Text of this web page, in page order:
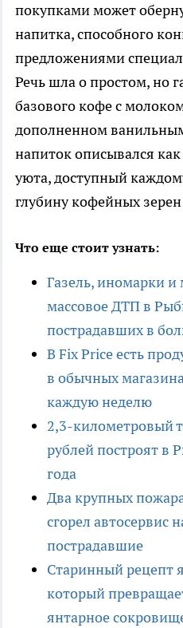
покупками может
напитка, способного
предложениями
Речь шла о простом, но
базового кофе с
дополненном
напиток описывался
уюта, доступный
глубину кофейных
Что еще стоит узнать:
Газель, иномарки и
массовое ДТП в
пострадавших в
В Fix Price есть
в обычных
каждую неделю
2,3-километровый
рублей построят в
года
Два крупных
сгорел автосервис
пострадавшие
Старинный рецепт
который
янтарное